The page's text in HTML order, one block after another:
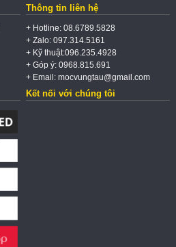
Thông tin liên hệ
+ Hotline: 08.6789.5828
+ Zalo: 097.314.5161
+ Kỹ thuật:096.235.4928
+ Góp ý: 0968.815.691
+ Email: mocvungtau@gmail.com
Kết nối với chúng tôi